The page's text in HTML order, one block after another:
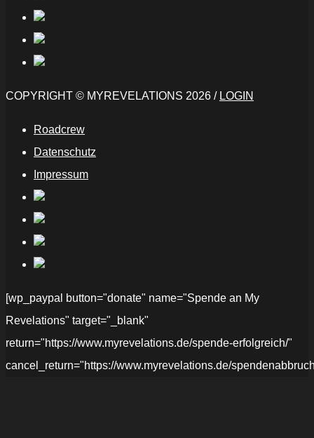
COPYRIGHT © MYREVELATIONS 2026 / LOGIN
Roadcrew
Datenschutz
Impressum
[wp_paypal button="donate" name="Spende an My
Revelations" target="_blank"
return="https://www.myrevelations.de/spende-erfolgreich/"
cancel_return="https://www.myrevelations.de/